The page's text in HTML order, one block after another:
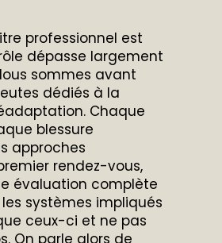
professionnel est
dépasse largement
sommes avant
dédiés à la
Chaque
blessure
approches
rendez-vous,
évaluation complète
systèmes impliqués
ceux-ci et ne pas